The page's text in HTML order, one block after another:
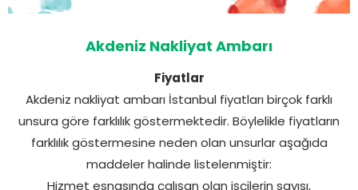
Akdeniz Nakliyat Ambarı
Fiyatlar
Akdeniz nakliyat ambarı İstanbul fiyatları birçok farklı
unsura göre farklılık göstermektedir. Böylelikle fiyatların
farklılık göstermesine neden olan unsurlar aşağıda
maddeler halinde listelenmiştir:
Hizmet esnasında çalışan olan işçilerin sayısı,